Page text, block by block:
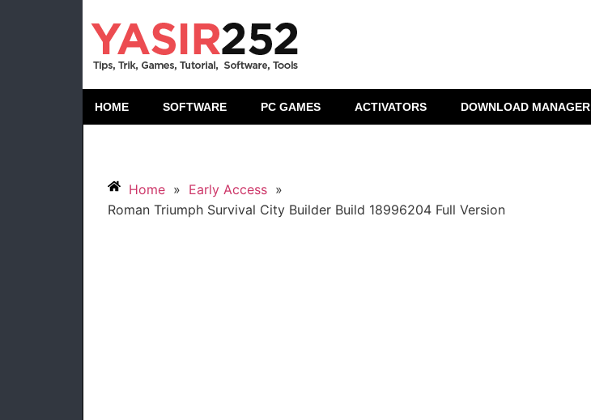
HOME SOFTWARE PC GAMES ACTIVATORS DOWNLOAD MANAGER
Home » Early Access »
Roman Triumph Survival City Builder Build 18996204 Full Version